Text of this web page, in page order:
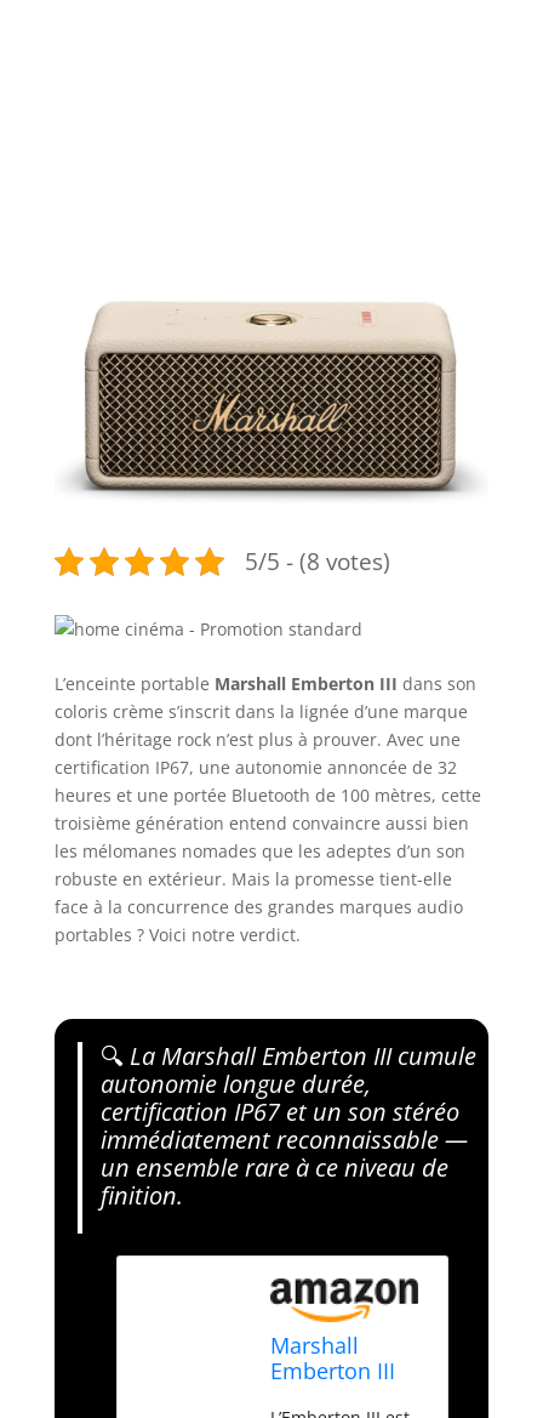
5/5 - (8 votes)
L’enceinte portable Marshall Emberton III dans son
coloris crème s’inscrit dans la lignée d’une marque
dont l’héritage rock n’est plus à prouver. Avec une
certification IP67, une autonomie annoncée de 32
heures et une portée Bluetooth de 100 mètres, cette
troisième génération entend convaincre aussi bien
les mélomanes nomades que les adeptes d’un son
robuste en extérieur. Mais la promesse tient-elle
face à la concurrence des grandes marques audio
portables ? Voici notre verdict.
🔍 La Marshall Emberton III cumule
autonomie longue durée,
certification IP67 et un son stéréo
immédiatement reconnaissable —
un ensemble rare à ce niveau de
finition.
Marshall
Emberton III